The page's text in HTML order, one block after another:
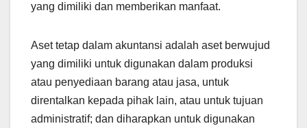
yang dimiliki dan memberikan manfaat.
Aset tetap dalam akuntansi adalah aset berwujud
yang dimiliki untuk digunakan dalam produksi
atau penyediaan barang atau jasa, untuk
direntalkan kepada pihak lain, atau untuk tujuan
administratif; dan diharapkan untuk digunakan